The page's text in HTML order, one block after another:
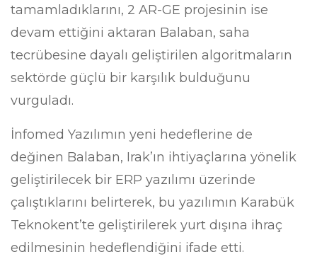
tamamladıklarını, 2 AR-GE projesinin ise
devam ettiğini aktaran Balaban, saha
tecrübesine dayalı geliştirilen algoritmaların
sektörde güçlü bir karşılık bulduğunu
vurguladı.
İnfomed Yazılımın yeni hedeflerine de
değinen Balaban, Irak’ın ihtiyaçlarına yönelik
geliştirilecek bir ERP yazılımı üzerinde
çalıştıklarını belirterek, bu yazılımın Karabük
Teknokent’te geliştirilerek yurt dışına ihraç
edilmesinin hedeflendiğini ifade etti.